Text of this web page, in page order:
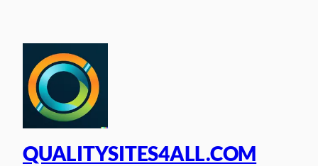
inhoud
QUALITYSITES4ALL.COM